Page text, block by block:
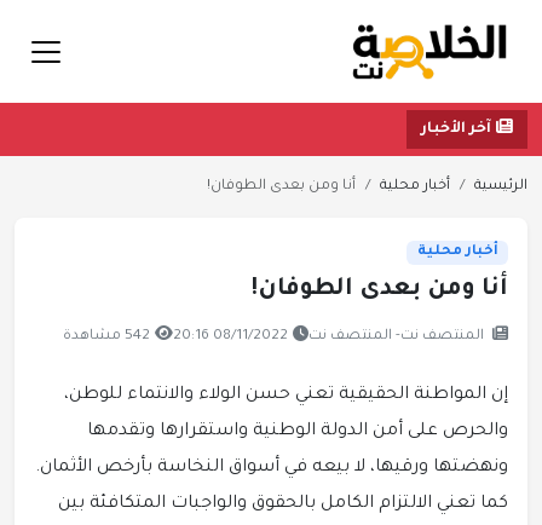
آخر الأخبار
الرئيسية أخبار محلية أنا ومن بعدى الطوفان!
أخبار محلية
أنا ومن بعدى الطوفان!
المنتصف نت- المنتصف نت 08/11/2022 20:16 542 مشاهدة
إن المواطنة الحقيقية تعني حسن الولاء والانتماء للوطن،
والحرص على أمن الدولة الوطنية واستقرارها وتقدمها
ونهضتها ورقيها، لا بيعه في أسواق النخاسة بأرخص الأثمان.
كما تعني الالتزام الكامل بالحقوق والواجبات المتكافئة بين